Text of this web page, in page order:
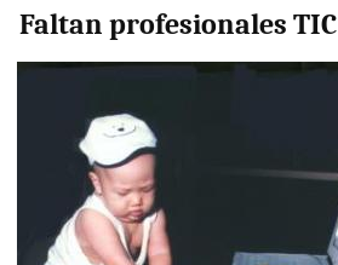
Faltan profesionales TIC